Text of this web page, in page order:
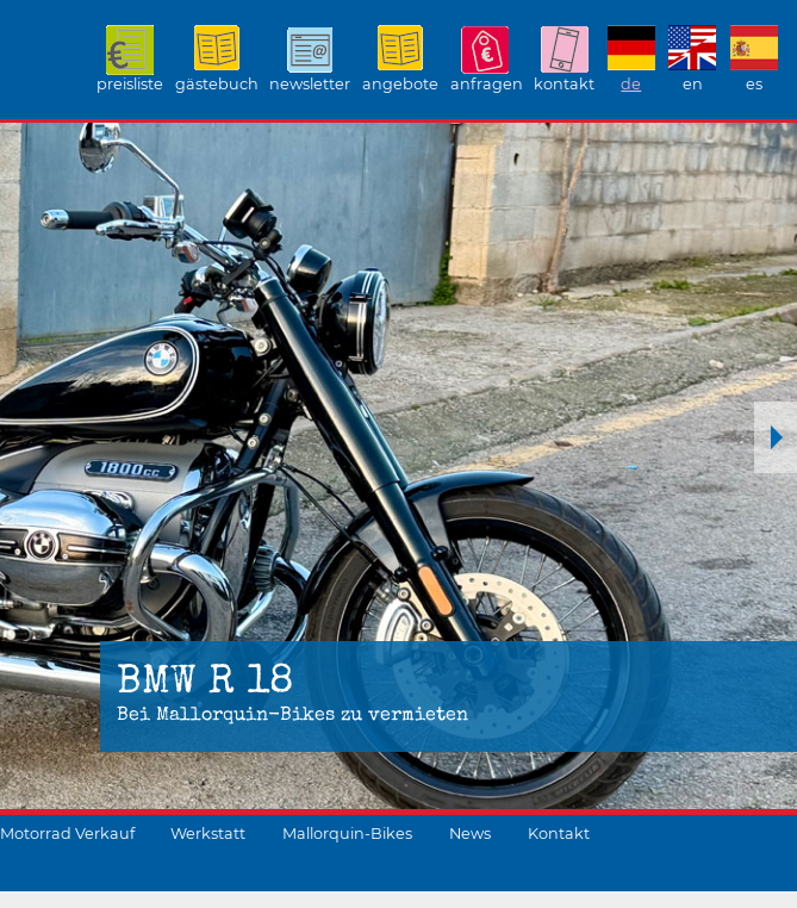
preisliste gästebuch newsletter angebote anfragen kontakt de en es
BMW R 18
Bei Mallorquin-Bikes zu vermieten
Motorrad Verkauf Werkstatt Mallorquin-Bikes News Kontakt